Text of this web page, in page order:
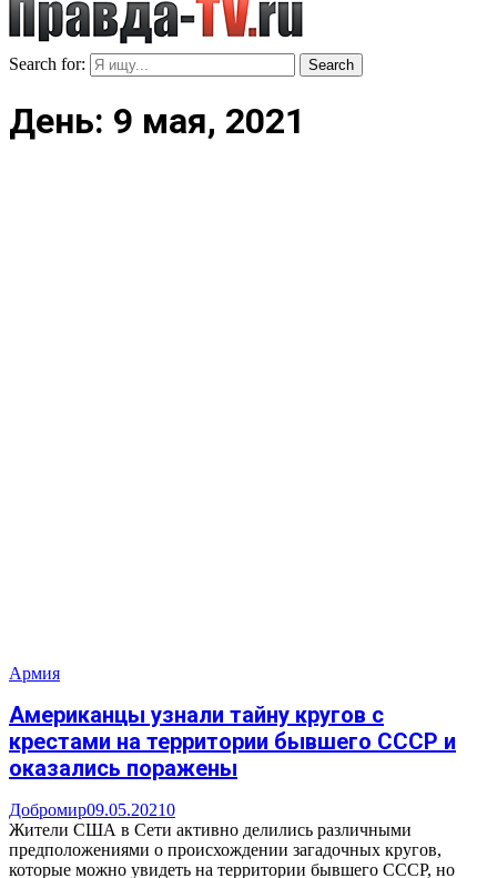
Search for: Search
День: 9 мая, 2021
Армия
Американцы узнали тайну кругов с
крестами на территории бывшего СССР и
оказались поражены
Добромир09.05.20210
Жители США в Сети активно делились различными
предположениями о происхождении загадочных кругов,
которые можно увидеть на территории бывшего СССР, но